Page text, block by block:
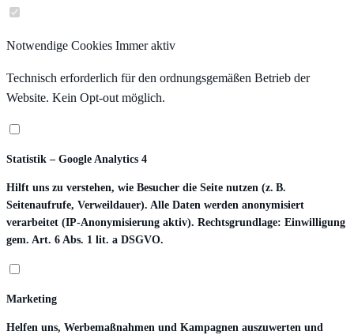
Notwendige Cookies Immer aktiv
Technisch erforderlich für den ordnungsgemäßen Betrieb der
Website. Kein Opt-out möglich.
Statistik – Google Analytics 4
Hilft uns zu verstehen, wie Besucher die Seite nutzen (z. B.
Seitenaufrufe, Verweildauer). Alle Daten werden anonymisiert
verarbeitet (IP-Anonymisierung aktiv). Rechtsgrundlage: Einwilligung
gem. Art. 6 Abs. 1 lit. a DSGVO.
Marketing
Helfen uns, Werbemaßnahmen und Kampagnen auszuwerten und